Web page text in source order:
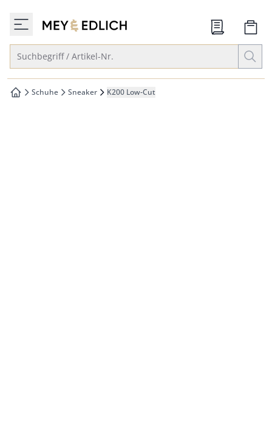
springen
springen
zur Startseite
Suchbegriff / Artikel-Nr.
zur Startseite
Schuhe Sneaker K200 Low-Cut